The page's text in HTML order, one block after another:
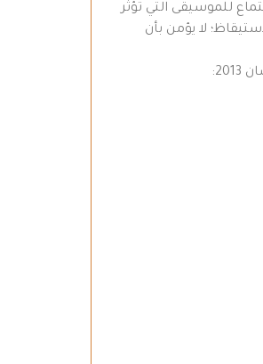
للموسيقى التي تؤثّر
لا يؤمن بأن